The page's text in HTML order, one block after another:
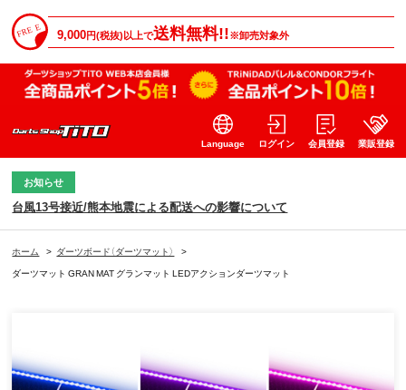
9,000円(税抜)以上で送料無料!!※卸売対象外
Language ログイン 会員登録 業販登録
お知らせ
台風13号接近/熊本地震による配送への影響について
ホーム > ダーツボード（ダーツマット）
>
ダーツマット GRAN MAT グランマット LEDアクションダーツマット